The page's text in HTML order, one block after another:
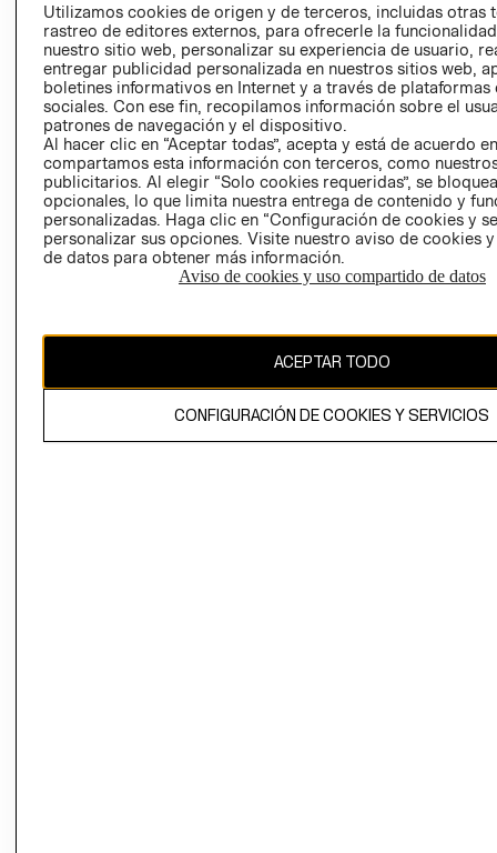
AVISO DE
PRIVACIDAD
GIFT CARD
AVISO DE
El contenido de esta página web está protegido por copyright y es
Utilizamos cookies de origen y de terceros, incluidas otras
rastreo de editores externos, para ofrecerle la
nuestro sitio web, personalizar su experiencia de usuario,
entregar publicidad personalizada en nuestros sitios web,
boletines informativos en Internet y a través de plataformas
sociales. Con ese fin, recopilamos información sobre el
patrones de navegación y el dispositivo.
Al hacer clic en “Aceptar todas”, acepta y está de acuerdo
compartamos esta información con terceros, como
publicitarios. Al elegir “Solo cookies requeridas”, se
opcionales, lo que limita nuestra entrega de contenido y
personalizadas. Haga clic en “Configuración de cookies y
personalizar sus opciones. Visite nuestro aviso de cookies
de datos para obtener más información.
Aviso de cookies y uso compartido de datos
ACEPTAR TODO
CONFIGURACIÓN DE COOKIES Y SERVICIOS